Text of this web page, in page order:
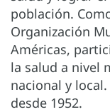
población.
Organización
Américas,
la salud a nivel
nacional y
desde 1952.